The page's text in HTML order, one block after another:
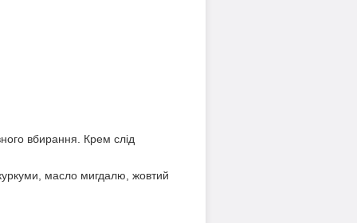
вбирання. Крем слід
масло мигдалю, жовтий